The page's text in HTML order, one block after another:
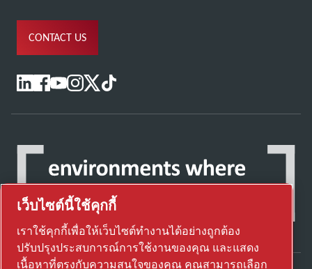
CONTACT US
เว็บไซต์นี้ใช้คุกกี้
เราใช้คุกกี้เพื่อให้เว็บไซต์ทำงานได้อย่างถูกต้อง
ปรับปรุงประสบการณ์การใช้งานของคุณ และแสดง
เนื้อหาที่ตรงกับความสนใจของคุณ คุณสามารถเลือก